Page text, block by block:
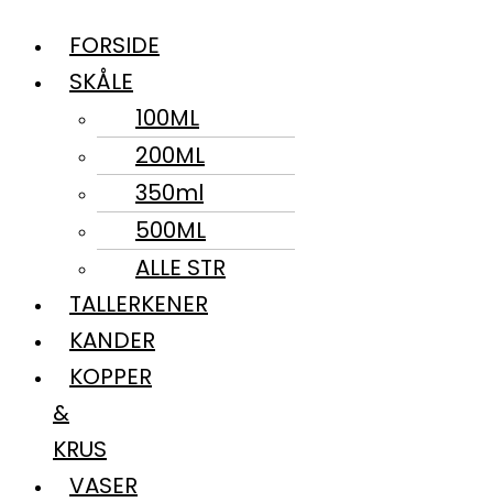
FORSIDE
SKÅLE
100ML
200ML
350ml
500ML
ALLE STR
TALLERKENER
KANDER
KOPPER
&
KRUS
VASER